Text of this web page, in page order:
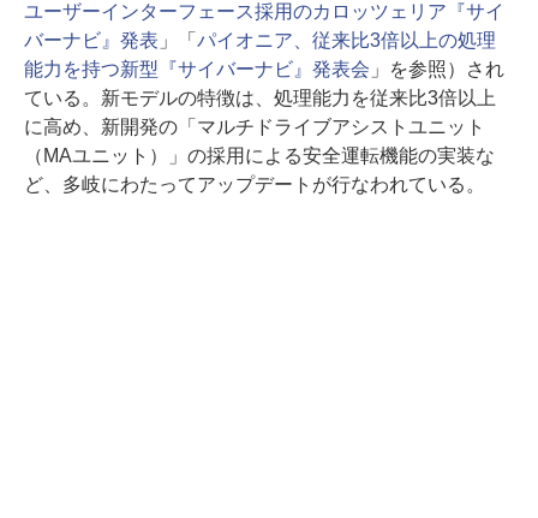
ユーザーインターフェース採用のカロッツェリア『サイ
バーナビ』発表 」「 パイオニア、従来比3倍以上の処理
能力を持つ新型『サイバーナビ』発表会 」を参照）され
ている。新モデルの特徴は、処理能力を従来比3倍以上
に高め、新開発の「マルチドライブアシストユニット
（MAユニット）」の採用による安全運転機能の実装な
ど、多岐にわたってアップデートが行なわれている。